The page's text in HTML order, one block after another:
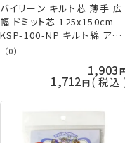
バイリーン キルト芯 薄手 広
幅 ドミット芯 125x150cm
KSP-100-NP キルト綿 アウ
（0）
1,903
1,712 税込